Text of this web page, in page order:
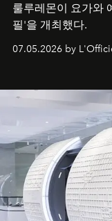
룰루레몬이 요가와
필'을 개최했다.
07.05.2026 by